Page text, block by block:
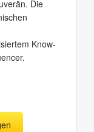
Die
Know-